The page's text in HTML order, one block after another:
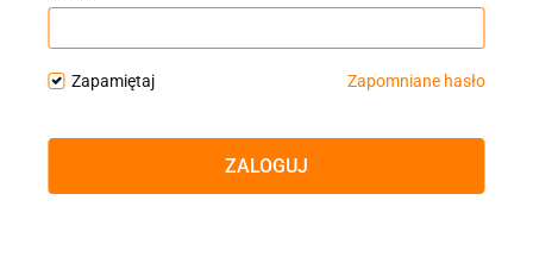
Zapamiętaj Zapomniane hasło
ZALOGUJ